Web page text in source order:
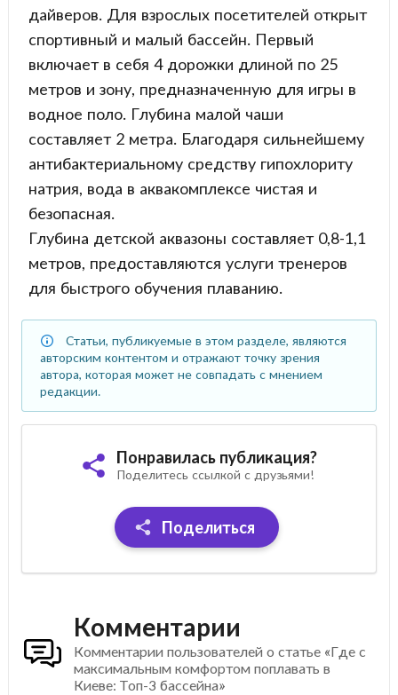
дайверов. Для взрослых посетителей открыт
спортивный и малый бассейн. Первый
включает в себя 4 дорожки длиной по 25
метров и зону, предназначенную для игры в
водное поло. Глубина малой чаши
составляет 2 метра. Благодаря сильнейшему
антибактериальному средству гипохлориту
натрия, вода в аквакомплексе чистая и
безопасная.
Глубина детской аквазоны составляет 0,8-1,1
метров, предоставляются услуги тренеров
для быстрого обучения плаванию.
Статьи, публикуемые в этом разделе, являются
авторским контентом и отражают точку зрения
автора, которая может не совпадать с мнением
редакции.
Понравилась публикация?
Поделитесь ссылкой с друзьями!
Поделиться
Комментарии
Комментарии пользователей о статье «Где с
максимальным комфортом поплавать в
Киеве: Топ-3 бассейна»